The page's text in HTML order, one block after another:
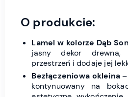
O produkcie:
Lamel w kolorze Dąb
jasny dekor drewna,
przestrzeń i dodaje jej
Bezłączeniowa okleina–
kontynuowany na